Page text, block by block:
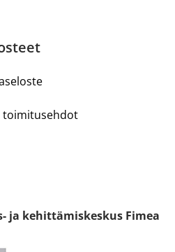
toimitusehdot
ja kehittämiskeskus Fimea